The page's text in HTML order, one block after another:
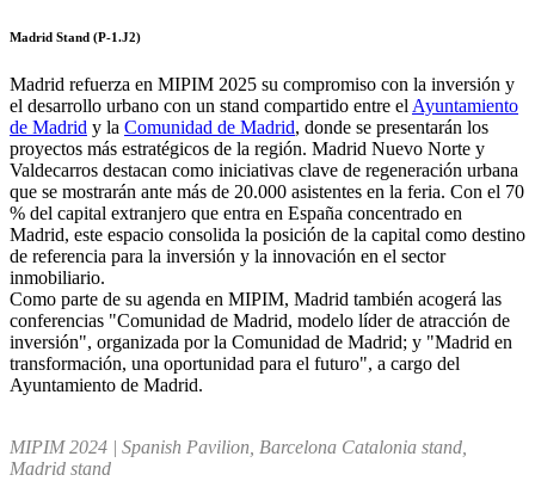
Madrid Stand (P-1.J2)
Madrid refuerza en MIPIM 2025 su compromiso con la inversión y
el desarrollo urbano con un stand compartido entre el Ayuntamiento
de Madrid y la Comunidad de Madrid, donde se presentarán los
proyectos más estratégicos de la región. Madrid Nuevo Norte y
Valdecarros destacan como iniciativas clave de regeneración urbana
que se mostrarán ante más de 20.000 asistentes en la feria. Con el 70
% del capital extranjero que entra en España concentrado en
Madrid, este espacio consolida la posición de la capital como destino
de referencia para la inversión y la innovación en el sector
inmobiliario.
Como parte de su agenda en MIPIM, Madrid también acogerá las
conferencias "Comunidad de Madrid, modelo líder de atracción de
inversión", organizada por la Comunidad de Madrid; y "Madrid en
transformación, una oportunidad para el futuro", a cargo del
Ayuntamiento de Madrid.
MIPIM 2024 | Spanish Pavilion, Barcelona Catalonia stand,
Madrid stand